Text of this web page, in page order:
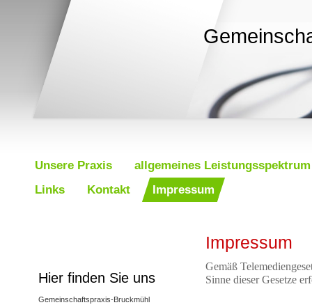
Unsere Praxis
allgemeines Leistungsspektrum
Links
Kontakt Impressum
Hier finden Sie uns
Gemeinschaftspraxis-Bruckmühl
Impressum
Gemäß
Sinne dieser Gesetze